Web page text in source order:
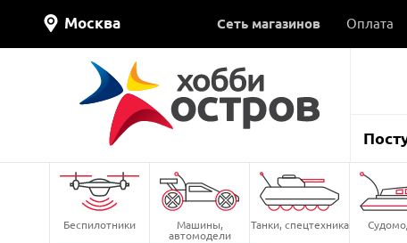
Москва Сеть магазинов Оплата
Беспилотники Машины,
автомодели
Танки, спецтехника